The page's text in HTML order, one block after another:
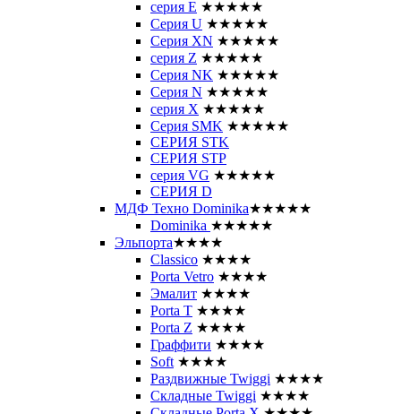
серия E ★★★★★
Серия U ★★★★★
Серия XN ★★★★★
серия Z ★★★★★
Серия NK ★★★★★
Серия N ★★★★★
серия X ★★★★★
Серия SMK ★★★★★
СЕРИЯ STK
СЕРИЯ STP
серия VG ★★★★★
СЕРИЯ D
МДФ Техно Dominika★★★★★
Dominika ★★★★★
Эльпорта★★★★
Classico ★★★★
Porta Vetro ★★★★
Эмалит ★★★★
Porta T ★★★★
Porta Z ★★★★
Граффити ★★★★
Soft ★★★★
Раздвижные Twiggi ★★★★
Складные Twiggi ★★★★